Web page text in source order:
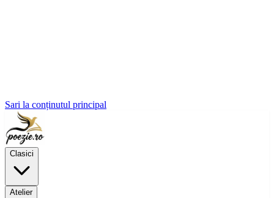
Sari la conținutul principal
Clasici
Atelier